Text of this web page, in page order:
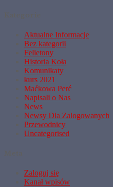
Aktualne Informacje
Bez kategorii
Felietony
Historia Koła
Komunikaty
kurs 2021
Maćkowa Perć
Napisali o Nas
News
Newsy Dla Zalogowanych
Przewodnicy
Uncategorised
Zaloguj się
Kanał wpisów